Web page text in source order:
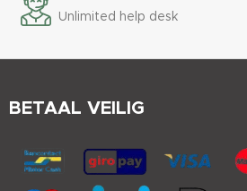
Unlimited help desk
BETAAL VEILIG